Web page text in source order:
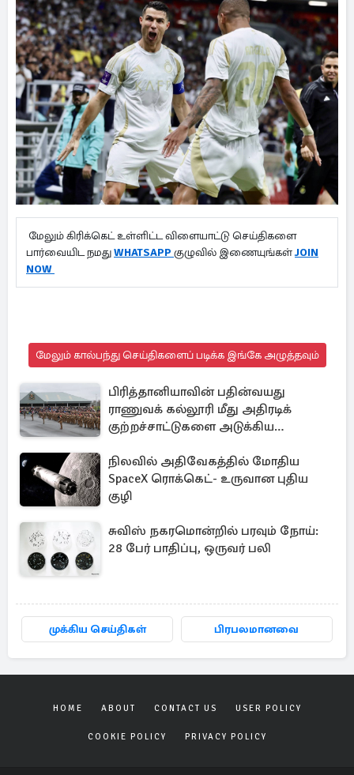
மேலும் கிரிக்கெட் உள்ளிட்ட விளையாட்டு செய்திகளை
பார்வையிட நமதுWHATSAPP குழுவில் இணையுங்கள்JOIN
NOW
மேலும் கால்பந்து செய்திகளைப் படிக்க இங்கே அழுத்தவும்
பிரித்தானியாவின் பதின்வயது
ராணுவக் கல்லூரி மீது அதிரடிக்
குற்றச்சாட்டுகளை அடுக்கிய
நிலவில் அதிவேகத்தில் மோதிய
SpaceX ரொக்கெட்- உருவான புதிய
குழி
சுவிஸ் நகரமொன்றில் பரவும் நோய்:
28 பேர் பாதிப்பு, ஒருவர் பலி
முக்கிய செய்திகள் பிரபலமானவை
HOME ABOUT CONTACT US USER POLICY
COOKIE POLICY PRIVACY POLICY